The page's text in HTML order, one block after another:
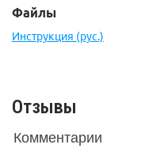
Вес: 1900 гр. (размер S-L)
Файлы
Инструкция (рус.)
Отзывы
Комментарии